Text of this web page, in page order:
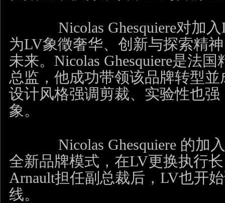
Nicolas Ghesquiere对加入
为LV象徵奢华、创新与探索精
未来。 Nicolas Ghesquiere是法国
总监，他成功带领该品牌转型
设计风格强调剪裁、实验性也强
象。
Nicolas Ghesquiere 的加
全新品牌模式，在LV更换执行
Arnault担任副总裁后， LV也开
线。